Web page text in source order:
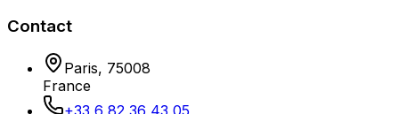
Contact
Paris, 75008
France